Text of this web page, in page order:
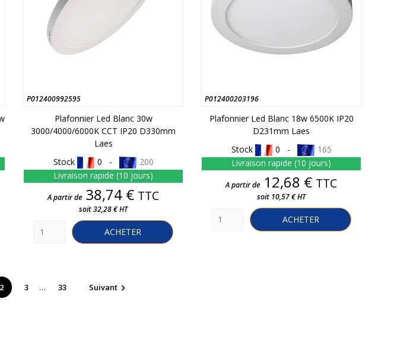
P012400992595
Plafonnier Led Blanc 30w
3000/4000/6000K CCT IP20 D330mm
Laes
Stock
0 -
200
Livraison rapide (10 jours)
Prix
A partir de 38,74 € TTC
soit 32,28 € HT
ACHETER
P012400203196
Plafonnier Led Blanc 18w 6500K IP20
D231mm Laes
Stock
0 -
165
Livraison rapide (10 jours)
Prix
A partir de 12,68 € TTC
soit 10,57 € HT
ACHETER
2 3 … 33 Suivant 